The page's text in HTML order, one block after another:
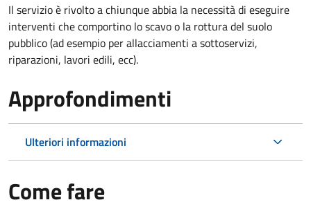
Il servizio è rivolto a chiunque abbia la necessità di eseguire
interventi che comportino lo scavo o la rottura del suolo
pubblico (ad esempio per allacciamenti a sottoservizi,
riparazioni, lavori edili, ecc).
Approfondimenti
Ulteriori informazioni
Come fare